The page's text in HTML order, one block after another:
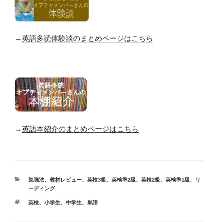
→英語多読体験談のまとめページはこちら
→英語本紹介のまとめページはこちら
カ
テ
リ
勉強法、 教材レビュー、 英検3級、 英検準2級、 英検2級、 英検準1級、
リ
ーディング
タ
英検、 小学生、 中学生、 単語